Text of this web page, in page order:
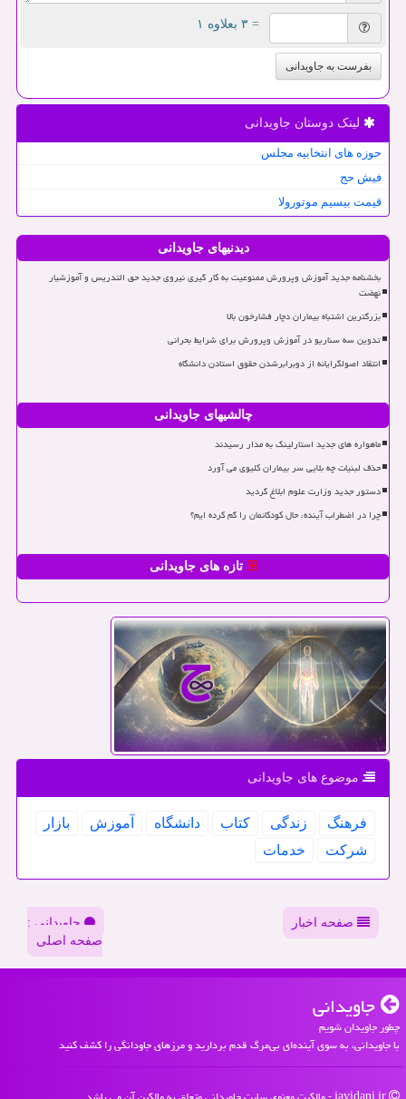
= ۳ بعلاوه ۱
بفرست به جاویدانی
لینک دوستان جاویدانی
حوزه های انتخابیه مجلس
فیش حج
قیمت بیسیم موتورولا
دیدنیهای جاویدانی
بخشنامه جدید آموزش وپرورش ممنوعیت به کار گیری نیروی جدید حق التدریس و آموزشیار
نهضت
بزرگترین اشتباه بیماران دچار فشارخون بالا
تدوین سه سناریو در آموزش وپرورش برای شرایط بحرانی
انتقاد اصولگرایانه از دوبرابرشدن حقوق استادن دانشگاه
چالشیهای جاویدانی
ماهواره های جدید استارلینک به مدار رسیدند
حذف لبنیات چه بلایی سر بیماران کلیوی می آورد
دستور جدید وزارت علوم ابلاغ گردید
چرا در اضطراب آینده، حال کودکانمان را گم کرده ایم؟
تازه های جاویدانی
موضوع های جاویدانی
فرهنگ زندگی كتاب دانشگاه آموزش
بازار
شركت
خدمات
صفحه اخبار
جاویدانی :
صفحه اصلی
جاویدانی
چطور جاویدان شویم
با جاویدانی، به سوی آینده‌ای بی‌مرگ قدم بردارید و مرزهای جاودانگی را کشف کنید